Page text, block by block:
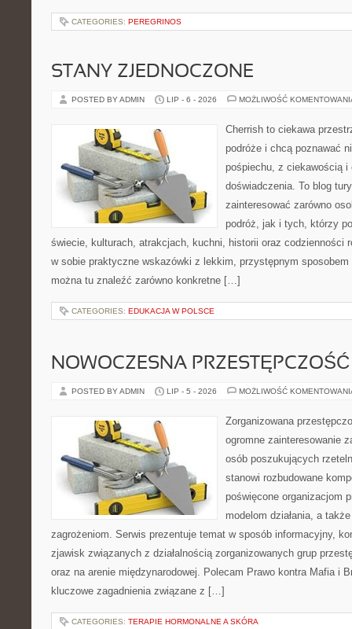
CATEGORIES: PEREGRINOS
STANY ZJEDNOCZONE
POSTED BY ADMIN LIP - 6 - 2026 MOŻLIWOŚĆ
Cherrish to ciekawa
podróże i chcą poznawać
pośpiechu, z ciekawością i
doświadczenia. To blog
zainteresować zarówno
podróż, jak i tych, którzy
świecie, kulturach, atrakcjach, kuchni, historii oraz codzienności
w sobie praktyczne wskazówki z lekkim, przystępnym
można tu znaleźć zarówno konkretne […]
CATEGORIES: EDUKACJA W POLSCE
NOWOCZESNA PRZESTĘPCZOŚĆ
POSTED BY ADMIN LIP - 5 - 2026 MOŻLIWOŚĆ
Zorganizowana
ogromne zainteresowanie
osób poszukujących
stanowi rozbudowane
poświęcone organizacjom
modelom działania, a
zagrożeniom. Serwis prezentuje temat w sposób informacyjny,
zjawisk związanych z działalnością zorganizowanych grup
oraz na arenie międzynarodowej. Polecam Prawo kontra Mafia i
kluczowe zagadnienia związane z […]
CATEGORIES: TERAPIE HORMONALNE A SKÓRA